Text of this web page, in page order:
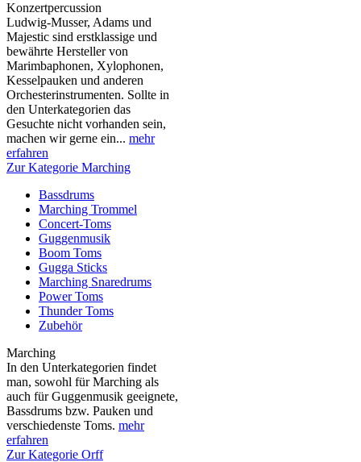
Konzertpercussion
Ludwig-Musser, Adams und
Majestic sind erstklassige und
bewährte Hersteller von
Marimbaphonen, Xylophonen,
Kesselpauken und anderen
Orchesterinstrumenten. Sollte in
den Unterkategorien das
Gesuchte nicht vorhanden sein,
machen wir gerne ein... mehr
erfahren
Zur Kategorie Marching
Bassdrums
Marching Trommel
Concert-Toms
Guggenmusik
Boom Toms
Gugga Sticks
Marching Snaredrums
Power Toms
Thunder Toms
Zubehör
Marching
In den Unterkategorien findet
man, sowohl für Marching als
auch für Guggenmusik geeignete,
Bassdrums bzw. Pauken und
verschiedenste Toms. mehr
erfahren
Zur Kategorie Orff